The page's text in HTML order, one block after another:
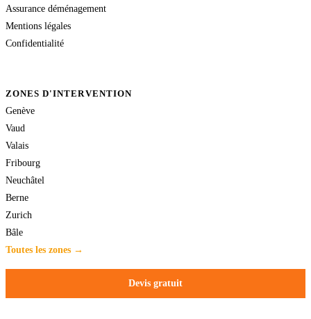
Assurance déménagement
Mentions légales
Confidentialité
ZONES D'INTERVENTION
Genève
Vaud
Valais
Fribourg
Neuchâtel
Berne
Zurich
Bâle
Toutes les zones →
Devis gratuit